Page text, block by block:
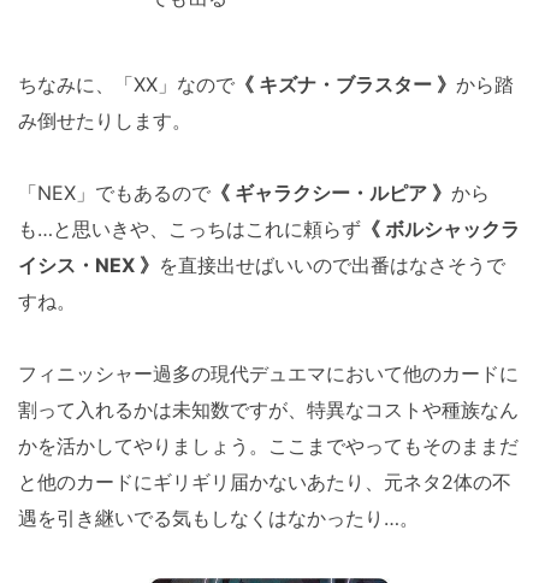
ちなみに、「XX」なので 《 キズナ・ブラスター 》 から踏
み倒せたりします。
「NEX」でもあるので 《 ギャラクシー・ルピア 》 から
も…と思いきや、こっちはこれに頼らず 《 ボルシャックラ
イシス・NEX 》 を直接出せばいいので出番はなさそうで
すね。
フィニッシャー過多の現代デュエマにおいて他のカードに
割って入れるかは未知数ですが、特異なコストや種族なん
かを活かしてやりましょう。ここまでやってもそのままだ
と他のカードにギリギリ届かないあたり、元ネタ2体の不
遇を引き継いでる気もしなくはなかったり…。